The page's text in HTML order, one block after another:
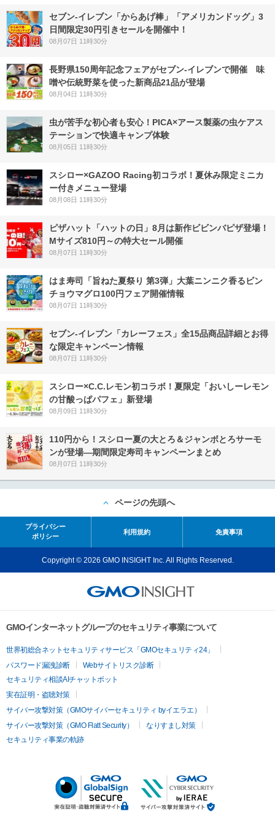
セブン‐イレブン「からあげ棒」「アメリカンドッグ」3
日間限定30円引きセールを開催中！
08月07日 11時30分
長野県150周年記念フェアがセブン-イレブンで開催 味
噌や伝統野菜を使った新商品21品が登場
08月04日 11時30分
虫が苦手な初心者も安心！PICA×アース製薬の虫ケアス
テーションで快適キャンプ体験
08月05日 11時30分
スシロー×GAZOO Racing初コラボ！夏休み限定ミニカ
ー付きメニュー登場
08月08日 11時30分
ピザハット「ハットの日」8月は新作ビビンバピザ登場！
Mサイズ810円～の特大セール開催
08月07日 11時30分
はま寿司「旨ねた夏祭り 第3弾」大葉ニンニク香るビン
チョウマグロ100円フェア開催情報
08月07日 11時30分
セブン‐イレブン「カレーフェス」全15品商品詳細とお得
な限定キャンペーン情報
08月07日 11時30分
スシロー×C.C.レモン初コラボ！夏限定「おいしーレモン
の甘酸っぱパフェ」新登場
08月09日 11時30分
110円から！スシロー夏の大とろ＆ジャンボとろサーモ
ンが登場―期間限定寿司キャンペーンまとめ
08月07日 11時30分
ページの先頭へ
プライバシー
ポリシー
利用規約 免責事項
Copyright © 2026 GMO INSIGHT Inc. All Rights Reserved.
GMOインターネットグループのセキュリティ事業について
世界初総合ネットセキュリティサービス「GMOセキュリティ24」
パスワード漏洩診断
Webサイトリスク診断
セキュリティ相談AIチャットボット
実在証明・盗聴対策
サイバー攻撃対策（GMOサイバーセキュリティ byイエラエ）
サイバー攻撃対策（GMO Flatt Security）
なりすまし対策
セキュリティ事業の軌跡